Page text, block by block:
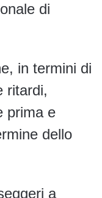
di
in termini di
ritardi,
prima e
dello
a